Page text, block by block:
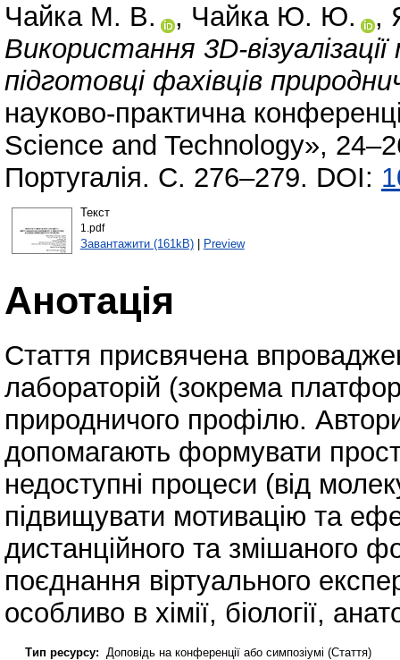
Чайка М. В. , Чайка Ю. Ю. ,
Використання 3D-
підготовці фахівців
науково-практична
Science and Technology»,
Португалія. С. 276–279. DOI:
Текст
1.pdf
Завантажити (161kB)| Preview
Анотація
Стаття присвячена
лабораторій (зокрема
природничого профілю.
допомагають формувати
недоступні процеси (від
підвищувати мотивацію та
дистанційного та змішаного
поєднання віртуального
особливо в хімії, біології,
Тип ресурсу:
Доповідь на конференції або симпозіумі (Стаття)